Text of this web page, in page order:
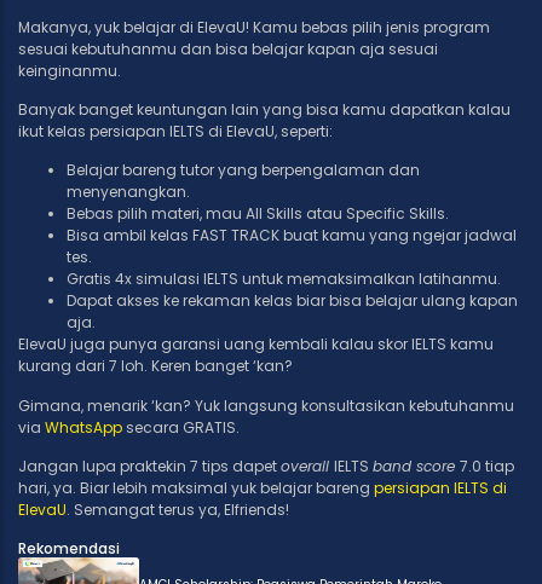
Makanya, yuk belajar di ElevaU! Kamu bebas pilih jenis program
sesuai kebutuhanmu dan bisa belajar kapan aja sesuai
keinginanmu.
Banyak banget keuntungan lain yang bisa kamu dapatkan kalau
ikut kelas persiapan IELTS di ElevaU, seperti:
Belajar bareng tutor yang berpengalaman dan
menyenangkan.
Bebas pilih materi, mau All Skills atau Specific Skills.
Bisa ambil kelas FAST TRACK buat kamu yang ngejar jadwal
tes.
Gratis 4x simulasi IELTS untuk memaksimalkan latihanmu.
Dapat akses ke rekaman kelas biar bisa belajar ulang kapan
aja.
ElevaU juga punya garansi uang kembali kalau skor IELTS kamu
kurang dari 7 loh. Keren banget ‘kan?
Gimana, menarik ‘kan? Yuk langsung konsultasikan kebutuhanmu
via WhatsApp secara GRATIS.
Jangan lupa praktekin 7 tips dapetoverall IELTS band score 7.0 tiap
hari, ya. Biar lebih maksimal yuk belajar bareng persiapan IELTS di
ElevaU. Semangat terus ya, Elfriends!
Rekomendasi